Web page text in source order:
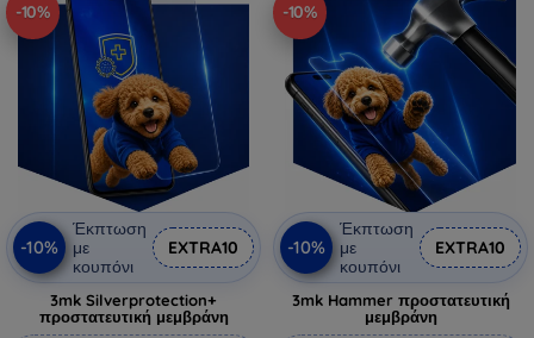
-10%
-10%
Έκπτωση
με
κουπόνι
EXTRA10
3mk Silverprotection+
προστατευτική μεμβράνη
-10%
-10%
Έκπτωση
με
κουπόνι
EXTRA10
3mk Hammer προστατευτική
μεμβράνη